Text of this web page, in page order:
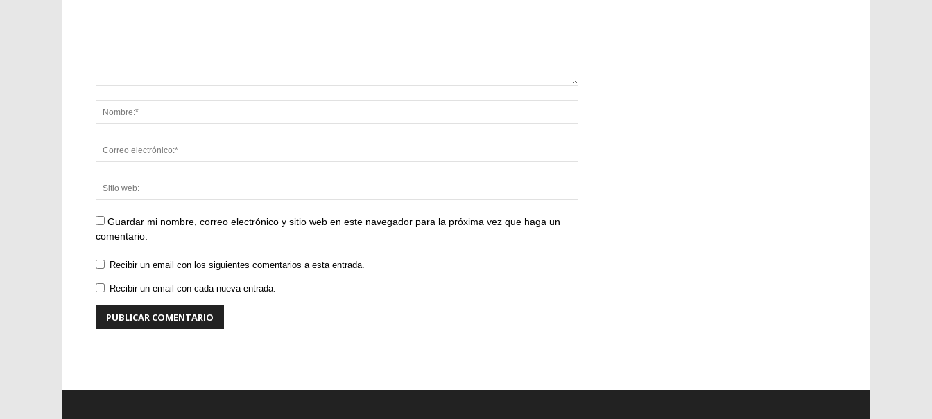
Guardar mi nombre, correo electrónico y sitio web en este navegador para la próxima vez que haga un
comentario.
Recibir un email con los siguientes comentarios a esta entrada.
Recibir un email con cada nueva entrada.